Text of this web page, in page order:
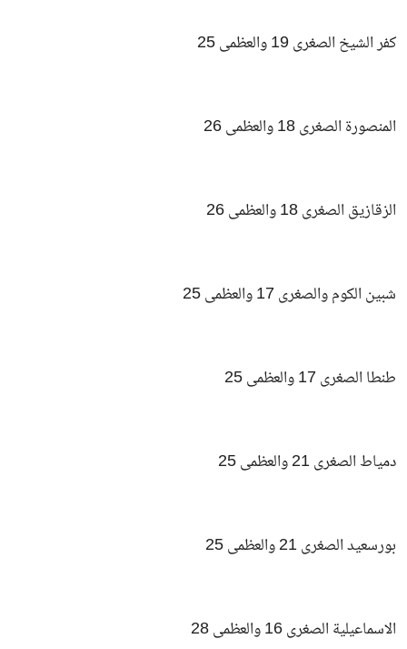
كفر الشيخ الصغرى 19 والعظمى 25
المنصورة الصغرى 18 والعظمى 26
الزقازيق الصغرى 18 والعظمى 26
شبين الكوم والصغرى 17 والعظمى 25
طنطا الصغرى 17 والعظمى 25
دمياط الصغرى 21 والعظمى 25
بورسعيد الصغرى 21 والعظمى 25
الاسماعيلية الصغرى 16 والعظمى 28